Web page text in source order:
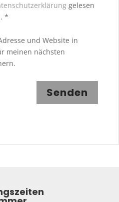
gelesen
*
und Website in
meinen nächsten
Senden